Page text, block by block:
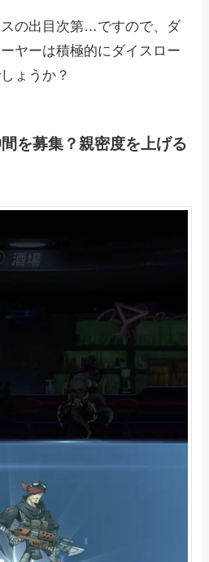
の出目次第…ですので、ダ
ヤーは積極的にダイスロー
ょうか？
を募集？親密度を上げる